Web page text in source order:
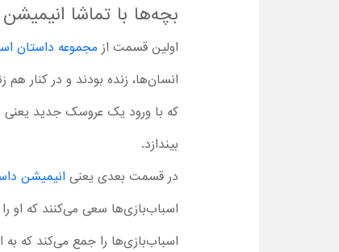
بچه‌ها با تماشا انیمیشن داستان
اولین قسمت از مجموعه داستان
انسان‌ها، زنده بودند و در کنار هم
که با ورود یک عروسک جدید یعنی
بیندازد.
در قسمت بعدی یعنی انیمیشن
اسباب‌بازی‌ها سعی می‌کنند که او را
اسباب‌بازی‌ها را جمع می‌کند که به